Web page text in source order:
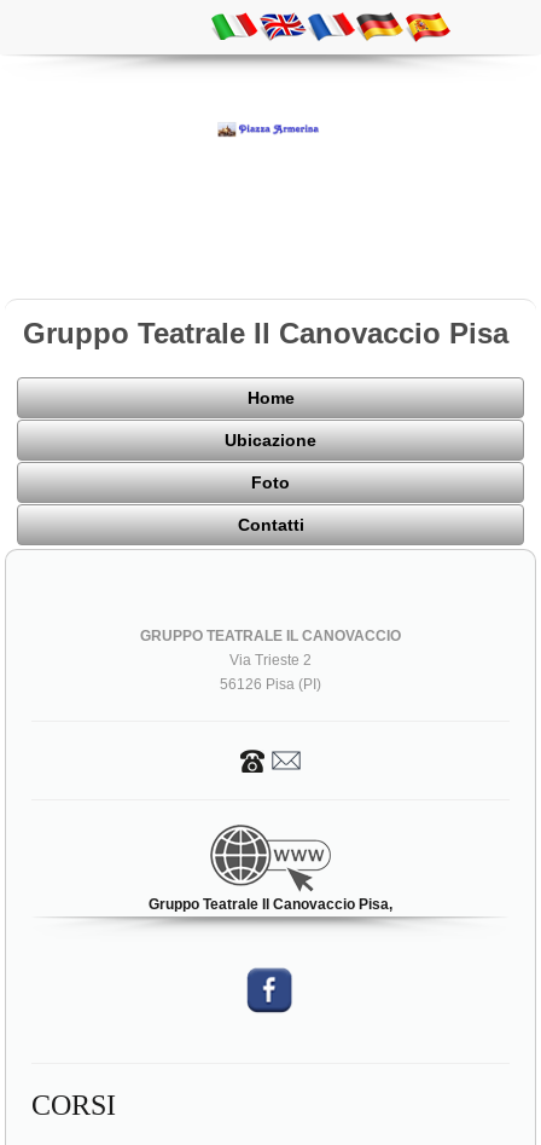
Gruppo Teatrale Il Canovaccio Pisa
Home
Ubicazione
Foto
Contatti
GRUPPO TEATRALE IL CANOVACCIO
Via Trieste 2
56126 Pisa (PI)
Gruppo Teatrale Il Canovaccio Pisa,
CORSI